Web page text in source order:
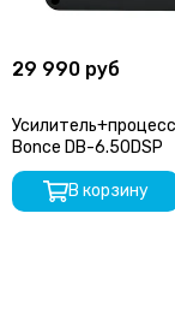
29 990 руб
Bonce DB-6.50DSP
В корзину